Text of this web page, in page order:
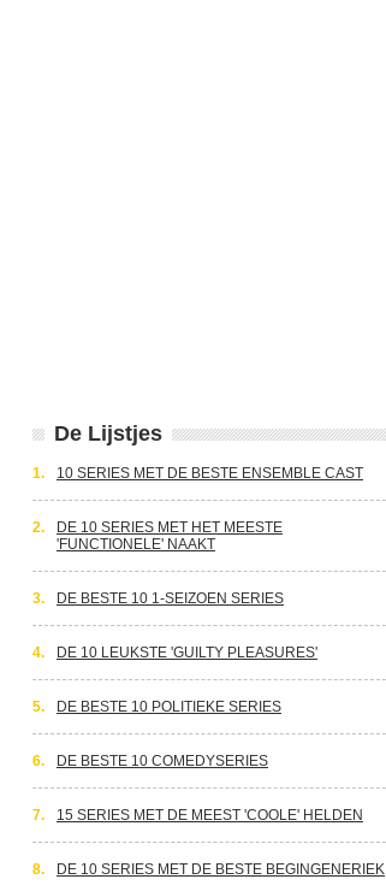
De Lijstjes
1. 10 SERIES MET DE BESTE ENSEMBLE CAST
2.
DE 10 SERIES MET HET MEESTE
'FUNCTIONELE' NAAKT
3. DE BESTE 10 1-SEIZOEN SERIES
4. DE 10 LEUKSTE 'GUILTY PLEASURES'
5. DE BESTE 10 POLITIEKE SERIES
6. DE BESTE 10 COMEDYSERIES
7. 15 SERIES MET DE MEEST 'COOLE' HELDEN
8. DE 10 SERIES MET DE BESTE BEGINGENERIEK